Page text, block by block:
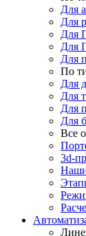
Для
Для
Для
Для
Для
По
Для
Для
Для
Для
Все
3d-